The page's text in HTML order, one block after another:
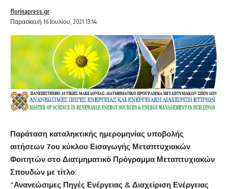
Παρασκευή 16 Ιουλίου, 2021 13:14
florinapress.gr
Παράταση καταληκτικής ημερομηνίας υποβολής
αιτήσεων 7ου κύκλου Εισαγωγής Μεταπτυχιακών
Φοιτητών στο Διατμηματικό Πρόγραμμα Μεταπτυχιακών
Σπουδών με τίτλο:
“Ανανεώσιμες Πηγές Ενέργειας & Διαχείριση Ενέργειας